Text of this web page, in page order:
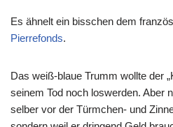
Es ähnelt ein bisschen dem
Pierrefonds.
Das weiß-blaue Trumm wollte der
seinem Tod noch loswerden. Aber
selber vor der Türmchen- und